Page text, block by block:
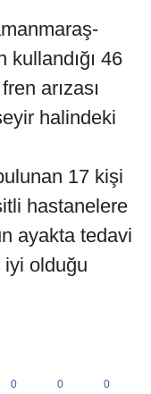
kullandığı 46
arızası
halindeki
17 kişi
hastanelere
ayakta tedavi
iyi olduğu